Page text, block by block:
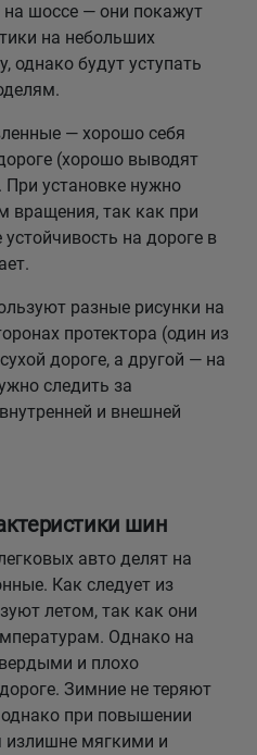
на шоссе — они покажут
на небольших
однако будут уступать
— хорошо себя
(хорошо выводят
При установке нужно
вращения, так как при
на дороге в
разные рисунки на
протектора (один из
дороге, а другой — на
следить за
и внешней
шин
авто делят на
Как следует из
летом, так как они
Однако на
и плохо
Зимние не теряют
при повышении
излишне мягкими и